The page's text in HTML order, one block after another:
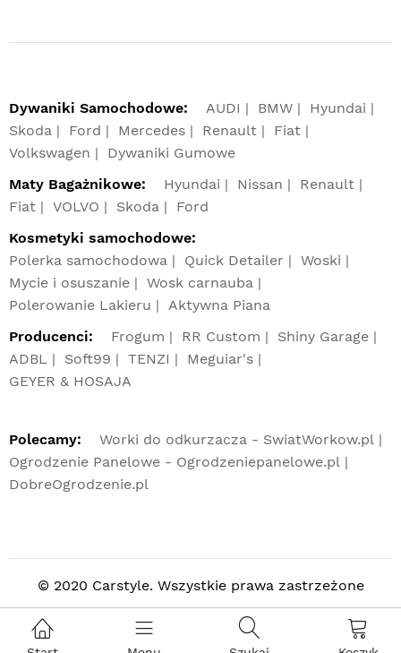
Dywaniki Samochodowe: AUDI BMW
Hyundai
Skoda
Ford Mercedes Renault
Fiat
Volkswagen
Dywaniki Gumowe
Maty Bagażnikowe:
Hyundai Nissan
Renault
Fiat
VOLVO Skoda
Ford
Kosmetyki samochodowe:
Polerka samochodowa
Quick Detailer
Woski
Mycie i osuszanie
Wosk carnauba
Polerowanie Lakieru
Aktywna Piana
Producenci:
Frogum RR Custom
Shiny Garage
ADBL
Soft99 TENZI
Meguiar's
GEYER & HOSAJA
Polecamy:
Worki do odkurzacza - SwiatWorkow.pl
Ogrodzenie Panelowe - Ogrodzeniepanelowe.pl
DobreOgrodzenie.pl
© 2020 Carstyle. Wszystkie prawa zastrzeżone